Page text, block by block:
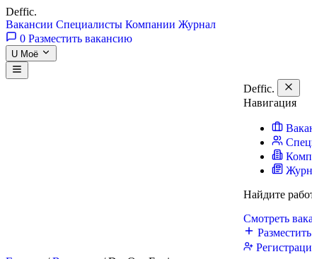
Deffic.
Вакансии Специалисты Компании Журнал
0 Разместить вакансию
U Моё
Deffic.
Навигация
Найдите
Смотреть